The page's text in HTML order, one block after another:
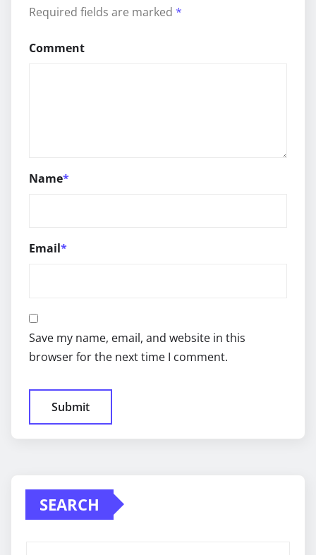
Required fields are marked *
Comment
Name*
Email*
Save my name, email, and website in this
browser for the next time I comment.
SEARCH